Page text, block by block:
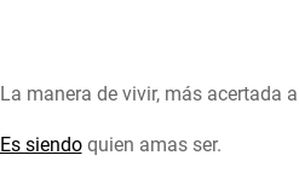
La manera de vivir, más acertada
Es siendoquien amas ser.